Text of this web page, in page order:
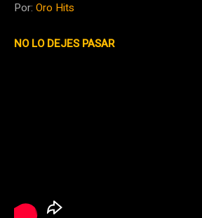
Por: Oro Hits
NO LO DEJES PASAR